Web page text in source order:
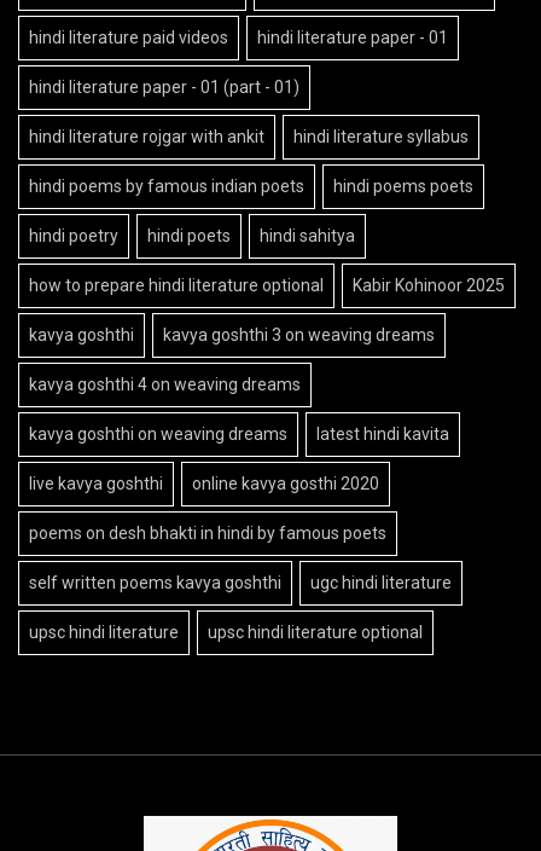
hindi literature paid videos hindi literature paper - 01
hindi literature paper - 01 (part - 01)
hindi literature rojgar with ankit hindi literature syllabus
hindi poems by famous indian poets hindi poems poets
hindi poetry hindi poets hindi sahitya
how to prepare hindi literature optional Kabir Kohinoor 2025
kavya goshthi kavya goshthi 3 on weaving dreams
kavya goshthi 4 on weaving dreams
kavya goshthi on weaving dreams latest hindi kavita
live kavya goshthi online kavya gosthi 2020
poems on desh bhakti in hindi by famous poets
self written poems kavya goshthi ugc hindi literature
upsc hindi literature upsc hindi literature optional